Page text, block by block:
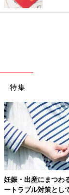
特集
妊娠・出産にまつわ
ートラブル対策とし